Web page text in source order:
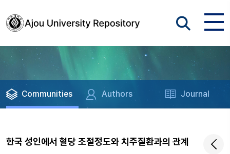
Communities Authors Journal
한국 성인에서 혈당 조절정도와 치주질환과의 관계